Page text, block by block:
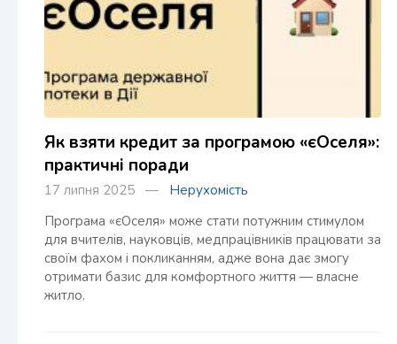
Як взяти кредит за програмою «єОселя»:
практичні поради
17 липня 2025 — Нерухомість
Програма «єОселя» може стати потужним стимулом
для вчителів, науковців, медпрацівників працювати за
своїм фахом і покликанням, адже вона дає змогу
отримати базис для комфортного життя — власне
житло.